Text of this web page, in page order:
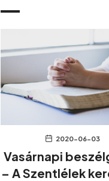
2020-06-03
Vasárnapi
– A Szentlélek